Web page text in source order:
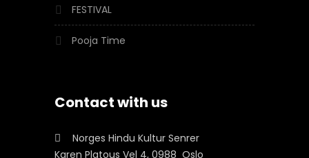
FESTIVAL
Pooja Time
Contact with us
Norges Hindu Kultur Senrer
Karen Platous Vel 4, 0988 Oslo